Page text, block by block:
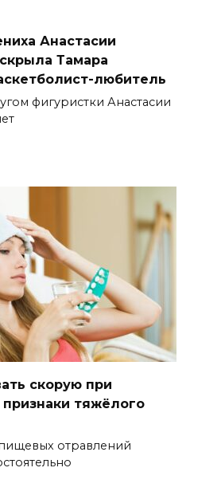
Анастасии
Тамара
любитель
фигуристки Анастасии
скорую при
тяжёлого
отравлений